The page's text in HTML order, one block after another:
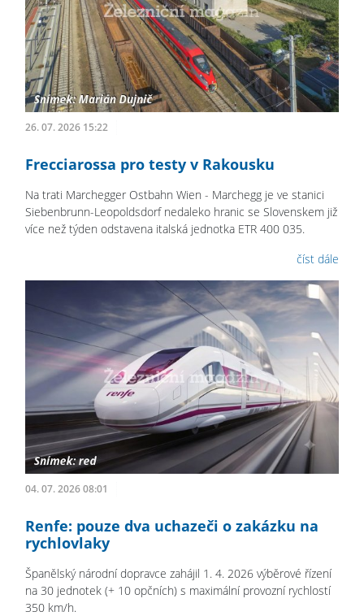
26. 07. 2026 15:22
Frecciarossa pro testy v Rakousku
Na trati Marchegger Ostbahn Wien - Marchegg je ve stanici
Siebenbrunn-Leopoldsdorf nedaleko hranic se Slovenskem již
více než týden odstavena italská jednotka ETR 400 035.
číst dále
04. 07. 2026 08:01
Renfe: pouze dva uchazeči o zakázku na
rychlovlaky
Španělský národní dopravce zahájil 1. 4. 2026 výběrové řízení
na 30 jednotek (+ 10 opčních) s maximální provozní rychlostí
350 km/h.